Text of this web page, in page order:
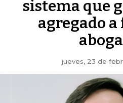
sistema que
agregado
jueves, 23 de